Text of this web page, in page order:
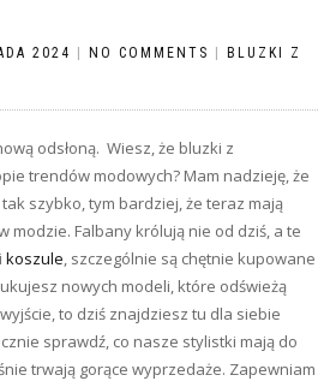
2024 NO COMMENTS
BLUZKI Z
odsłoną. Wiesz, że bluzki z
trendów modowych? Mam nadzieję, że
szybko, tym bardziej, że teraz mają
modzie. Falbany królują nie od dziś, a te
koszule, szczególnie są chętnie kupowane
nowych modeli, które odświeżą
to dziś znajdziesz tu dla siebie
sprawdź, co nasze stylistki mają do
trwają gorące wyprzedaże. Zapewniam